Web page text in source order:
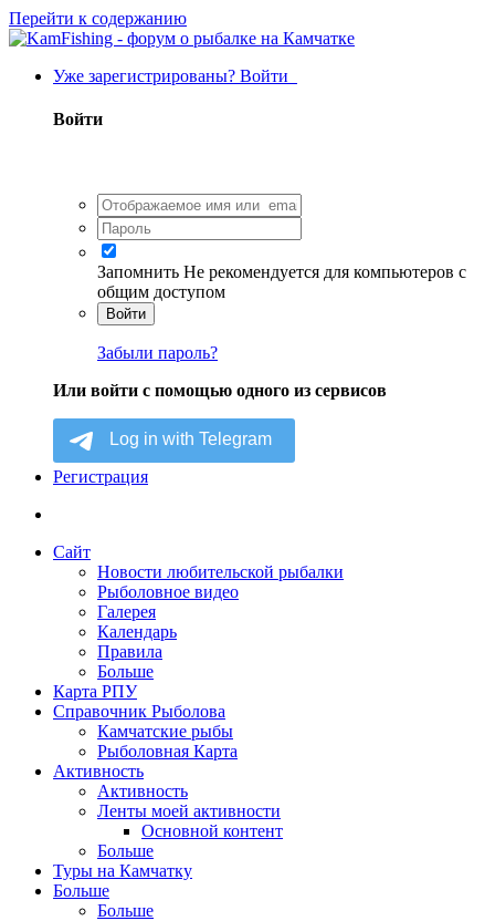
Перейти к содержанию
Уже зарегистрированы? Войти
Войти
Запомнить Не рекомендуется для компьютеров с
общим доступом
Войти
Забыли пароль?
Или войти с помощью одного из сервисов
Регистрация
Сайт
Новости любительской рыбалки
Рыболовное видео
Галерея
Календарь
Правила
Больше
Карта РПУ
Справочник Рыболова
Камчатские рыбы
Рыболовная Карта
Активность
Активность
Ленты моей активности
Основной контент
Больше
Туры на Камчатку
Больше
Больше